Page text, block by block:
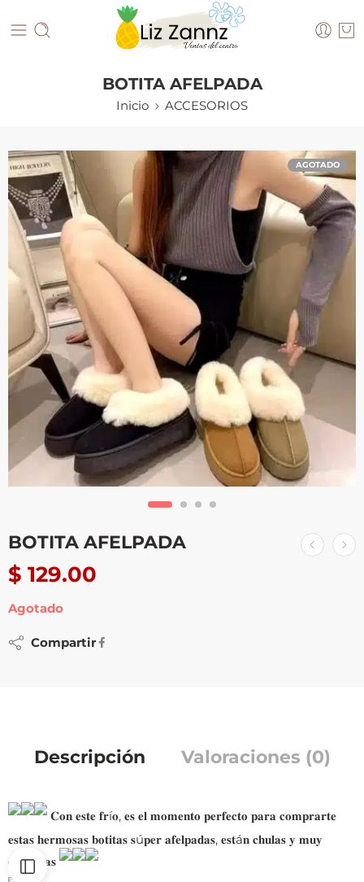
BOTITA AFELPADA
Inicio ACCESORIOS
AGOTADO
BOTITA AFELPADA
$ 129.00
Agotado
Compartir
Descripción Valoraciones (0)
𝐂𝐨𝐧 𝐞𝐬𝐭𝐞 𝐟𝐫í𝐨, 𝐞𝐬 𝐞𝐥 𝐦𝐨𝐦𝐞𝐧𝐭𝐨 𝐩𝐞𝐫𝐟𝐞𝐜𝐭𝐨 𝐩𝐚𝐫𝐚 𝐜𝐨𝐦𝐩𝐫𝐚𝐫𝐭𝐞
𝐞𝐬𝐭𝐚𝐬 𝐡𝐞𝐫𝐦𝐨𝐬𝐚𝐬 𝐛𝐨𝐭𝐢𝐭𝐚𝐬 𝐬ú𝐩𝐞𝐫 𝐚𝐟𝐞𝐥𝐩𝐚𝐝𝐚𝐬, 𝐞𝐬𝐭á𝐧 𝐜𝐡𝐮𝐥𝐚𝐬 𝐲 𝐦𝐮𝐲
𝐜ó𝐦𝐨𝐝𝐚𝐬